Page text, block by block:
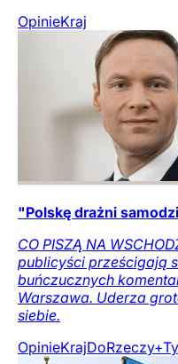
OpinieKraj
"Polskę drażni
CO PISZĄ NA
publicyści prześcigają
buńczucznych
Warszawa. Uderza
siebie.
OpinieKrajDoRzeczy+